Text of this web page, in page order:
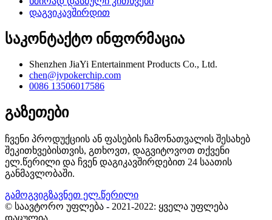
დაგვიკავშირდით
საკონტაქტო ინფორმაცია
Shenzhen JiaYi Entertainment Products Co., Ltd.
chen@jypokerchip.com
0086 13506017586
გაზეთები
ჩვენი პროდუქციის ან ფასების ჩამონათვალის შესახებ
შეკითხვებისთვის, გთხოვთ, დაგვიტოვოთ თქვენი
ელ.წერილი და ჩვენ დაგიკავშირდებით 24 საათის
განმავლობაში.
გამოგვიგზავნეთ ელ.წერილი
© საავტორო უფლება - 2021-2022: ყველა უფლება